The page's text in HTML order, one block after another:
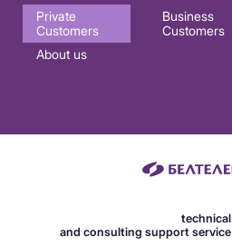
Основная
навигация
Private
Customers
Business
Customers
About us
technical
and consulting support service